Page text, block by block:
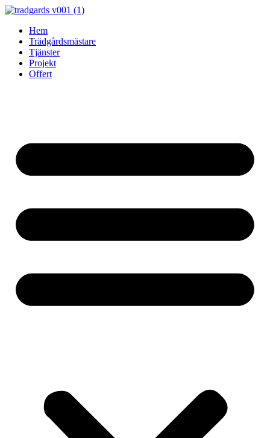
Skip
contentHem
Trädgårdsmästare
Tjänster
Projekt
Offert